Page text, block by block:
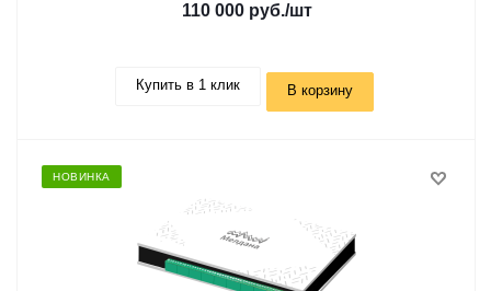
110 000 руб./шт
Купить в 1 клик В корзину
НОВИНКА